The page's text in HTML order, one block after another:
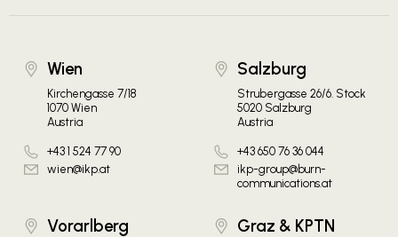
Wien
Kirchengasse 7/18
1070 Wien
Austria
+43 1 524 77 90
wien@ikp.at
Salzburg
Strubergasse 26/6. Stock
5020 Salzburg
Austria
+43 650 76 36 044
ikp-group@burn-
communications.at
Vorarlberg Graz & KPTN